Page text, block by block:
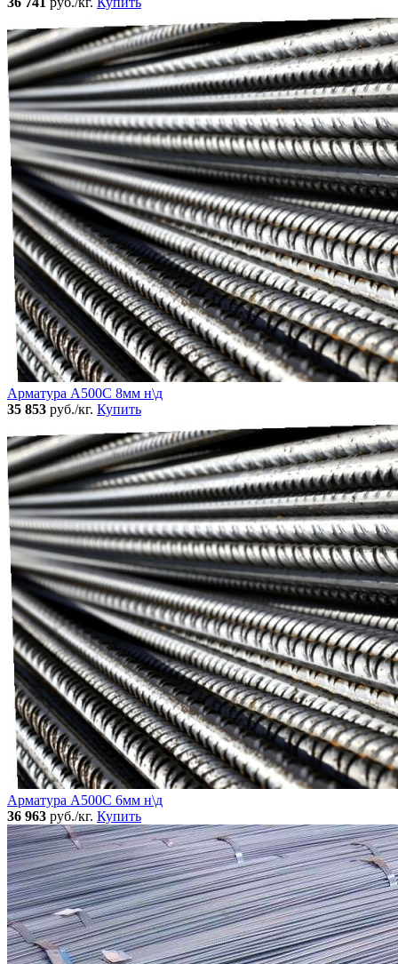
Арматура А500С 8мм н\д
35 853 руб./кг. Купить
Арматура А500С 6мм н\д
36 963 руб./кг. Купить